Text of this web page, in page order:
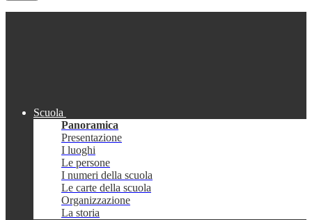
Scuola
Panoramica
Presentazione
I luoghi
Le persone
I numeri della scuola
Le carte della scuola
Organizzazione
La storia